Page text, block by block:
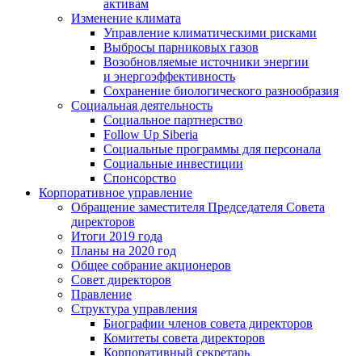
активам
Изменение климата
Управление климатическими рисками
Выбросы парниковых газов
Возобновляемые источники энергии
и энергоэффективность
Сохранение биологического разнообразия
Социальная деятельность
Социальное партнерство
Follow Up Siberia
Социальные программы для персонала
Социальные инвестиции
Спонсорство
Корпоративное управление
Обращение заместителя Председателя Совета
директоров
Итоги 2019 года
Планы на 2020 год
Общее собрание акционеров
Совет директоров
Правление
Структура управления
Биографии членов совета директоров
Комитеты совета директоров
Корпоративный секретарь